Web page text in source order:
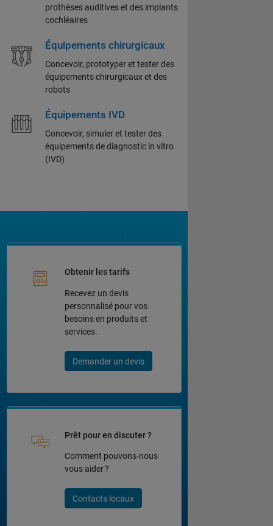
prothèses auditives et des implants
cochléaires
Équipements chirurgicaux
Concevoir, prototyper et tester des
équipements chirurgicaux et des
robots
Équipements IVD
Concevoir, simuler et tester des
équipements de diagnostic in vitro
(IVD)
Obtenir les tarifs
Recevez un devis
personnalisé pour vos
besoins en produits et
services.
Demander un devis
Prêt pour en discuter ?
Comment pouvons-nous
vous aider ?
Contacts locaux